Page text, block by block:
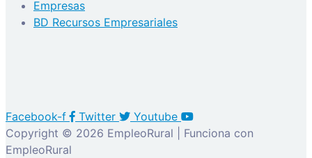
Empresas
BD Recursos Empresariales
Facebook-f Twitter
Youtube
Copyright © 2026 EmpleoRural | Funciona con
EmpleoRural